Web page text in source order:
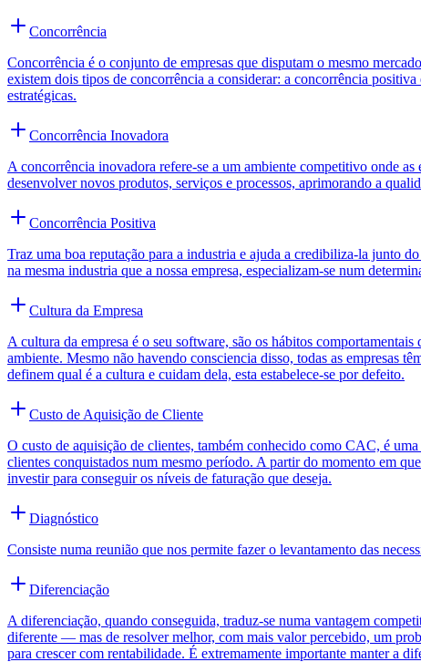
Concorrência
Concorrência é o conjunto de empresas que disputam o mesmo
existem dois tipos de concorrência a considerar: a concorrência
estratégicas.
Concorrência Inovadora
A concorrência inovadora refere-se a um ambiente competitivo onde
desenvolver novos produtos, serviços e processos, aprimorando a
Concorrência Positiva
Traz uma boa reputação para a industria e ajuda a credibiliza-la junto
na mesma industria que a nossa empresa, especializam-se num
Cultura da Empresa
A cultura da empresa é o seu software, são os hábitos
ambiente. Mesmo não havendo consciencia disso, todas as empresas
definem qual é a cultura e cuidam dela, esta estabelece-se por defeito.
Custo de Aquisição de Cliente
O custo de aquisição de clientes, também conhecido como CAC, é
clientes conquistados num mesmo período. A partir do momento em
investir para conseguir os níveis de faturação que deseja.
Diagnóstico
Consiste numa reunião que nos permite fazer o levantamento das
Diferenciação
A diferenciação, quando conseguida, traduz-se numa vantagem
diferente — mas de resolver melhor, com mais valor percebido, um
para crescer com rentabilidade. É extremamente importante manter a